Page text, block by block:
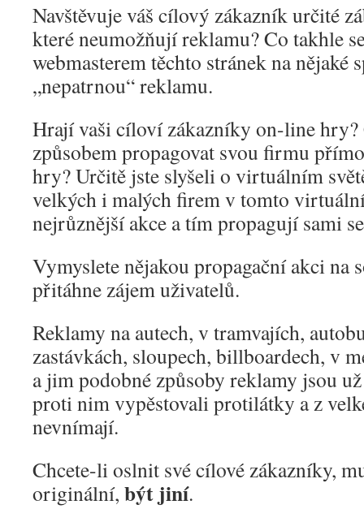
Navštěvuje váš cílový zákazník určité
které neumožňují reklamu? Co takhle
webmasterem těchto stránek na nějaké
„nepatrnou“ reklamu.
Hrají vaši cíloví zákazníky on-line
způsobem propagovat svou firmu
hry? Určitě jste slyšeli o virtuálním
velkých i malých firem v tomto
nejrůznější akce a tím propagují sami
Vymyslete nějakou propagační akci na
přitáhne zájem uživatelů.
Reklamy na autech, v tramvajích,
zastávkách, sloupech, billboardech, v
a jim podobné způsoby reklamy jsou
proti nim vypěstovali protilátky a z
nevnímají.
Chcete-li oslnit své cílové zákazníky,
originální, být jiní.